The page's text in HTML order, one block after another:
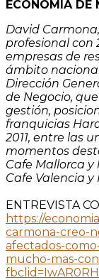
ECONOMIA DE
David
profesional con
empresas de
ámbito
Dirección
de Negocio,
gestión,
franquicias
2011, entre las
momentos
Cafe Mallorca
Cafe Valencia y
ENTREVISTA
https://
carmona-creo-
afectados-
mucho-mas-